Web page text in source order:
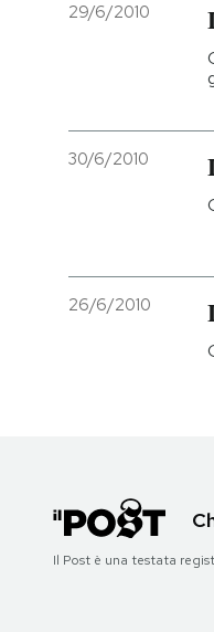
29/6/2010
30/6/2010
26/6/2010
Il Post è una testata